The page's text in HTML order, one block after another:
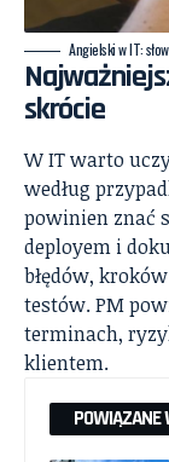
Angielski w IT:
skrócie
W IT warto
według
powinien znać
deployem i
błędów,
testów. PM
terminach,
klientem.
POWIĄZANE